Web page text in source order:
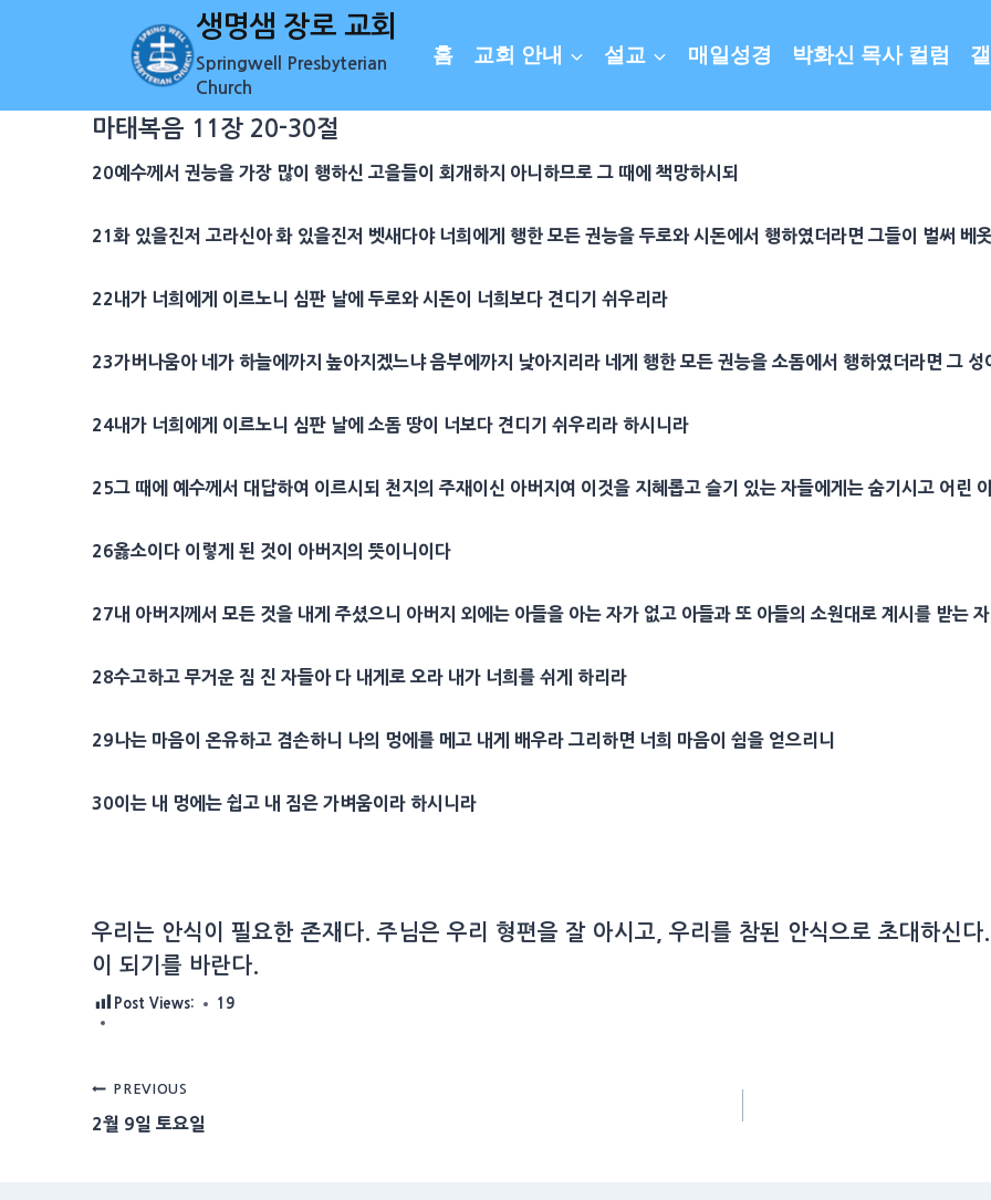
생명샘 장로 교회
Springwell Presbyterian
Church
홈 교회 안내 설교 매일성경 박화신 목사 컬럼
마태복음 11장 20-30절
20예수께서권능을 가장 많이 행하신 고을들이회개하지 아니하므로 그 때에책망하시되
21화 있을진저고라신아 화 있을진저 벳새다야 너희에게 행한 모든권능을두로와시돈에서 행하였더라면 그들이 벌써 베
22내가 너희에게 이르노니 심판 날에두로와시돈이 너희보다 견디기 쉬우리라
23가버나움아 네가하늘에까지 높아지겠느냐음부에까지 낮아지리라 네게 행한 모든권능을소돔에서 행하였더라면 그
24내가 너희에게 이르노니 심판 날에소돔 땅이 너보다 견디기 쉬우리라 하시니라
25그 때에 예수께서 대답하여 이르시되 천지의주재이신 아버지 여 이것을 지혜롭고 슬기 있는 자들에게는 숨기시고 어린
26옳소이다 이렇게 된 것이 아버지의뜻이니이다
27내 아버지께서 모든 것을 내게 주셨으니 아버지 외에는 아들을 아는 자가 없고 아들과 또 아들의 소원대로계시를 받는
28수고하고 무거운 짐 진 자들아 다 내게로 오라 내가 너희를 쉬게 하리라
29나는 마음이 온유하고 겸손하니 나의 멍에를 메고 내게 배우라 그리하면 너희 마음이 쉼을 얻으리니
30이는 내 멍에는 쉽고 내 짐은 가벼움이라 하시니라
우리는 안식이 필요한 존재다. 주님은 우리 형편을 잘 아시고, 우리를 참된 안식으로 초대하신
이 되기를 바란다.
Post Views: 19
Post
navigation
PREVIOUS
2월 9일 토요일